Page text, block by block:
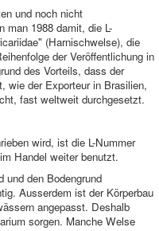
und noch nicht
man 1988 damit, die L-
(Harnischwelse), die
der Veröffentlichung in
des Vorteils, dass der
wie der Exporteur in Brasilien,
fast weltweit durchgesetzt.
wird, ist die L-Nummer
Handel weiter benutzt.
und den Bodengrund
Ausserdem ist der Körperbau
angepasst. Deshalb
sorgen. Manche Welse